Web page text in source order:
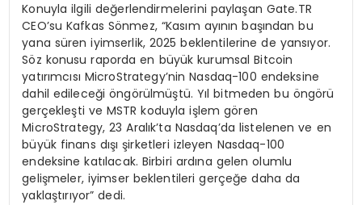
Konuyla ilgili değerlendirmelerini paylaşan Gate.TR
CEO’su Kafkas Sönmez, “Kasım ayının başından bu
yana süren iyimserlik, 2025 beklentilerine de yansıyor.
Söz konusu raporda en büyük kurumsal Bitcoin
yatırımcısı MicroStrategy’nin Nasdaq-100 endeksine
dahil edileceği öngörülmüştü. Yıl bitmeden bu öngörü
gerçekleşti ve MSTR koduyla işlem gören
MicroStrategy, 23 Aralık’ta Nasdaq’da listelenen ve en
büyük finans dışı şirketleri izleyen Nasdaq-100
endeksine katılacak. Birbiri ardına gelen olumlu
gelişmeler, iyimser beklentileri gerçeğe daha da
yaklaştırıyor” dedi.